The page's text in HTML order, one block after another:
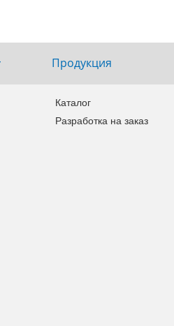
Продукция
Каталог
Разработка на заказ